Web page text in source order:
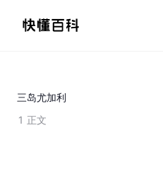
三岛尤加利
1 正文